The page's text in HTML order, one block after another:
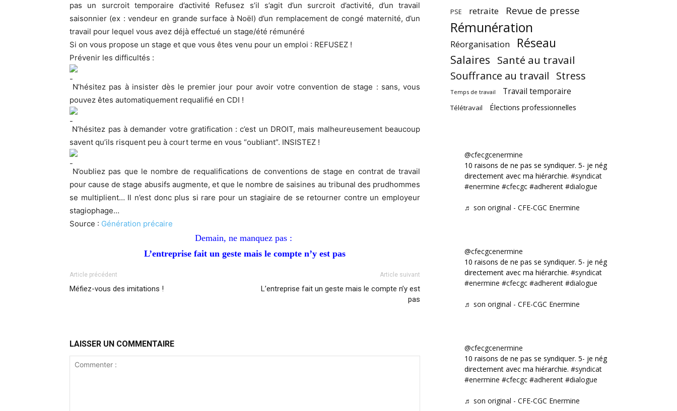
pas un surcroit temporaire d’activité Refusez s’il s’agit d’un surcroit d’activité, d’un travail
saisonnier (ex : vendeur en grande surface à Noël) d’un remplacement de congé maternité, d’un
travail pour lequel vous avez déjà effectué un stage/été rémunéré
Si on vous propose un stage et que vous êtes venu pour un emploi : REFUSEZ !
Prévenir les difficultés :
N’hésitez pas à insister dès le premier jour pour avoir votre convention de stage : sans, vous
pouvez êtes automatiquement requalifié en CDI !
N’hésitez pas à demander votre gratification : c’est un DROIT, mais malheureusement beaucoup
savent qu’ils risquent peu à court terme en vous “oubliant”. INSISTEZ !
N’oubliez pas que le nombre de requalifications de conventions de stage en contrat de travail
pour cause de stage abusifs augmente, et que le nombre de saisines au tribunal des prudhommes
se multiplient… Il n’est donc plus si rare pour un stagiaire de se retourner contre un employeur
stagiophage…
Source : Génération précaire
Demain, ne manquez pas :
L’entreprise fait un geste mais le compte n’y est pas
Article précédent
Méfiez-vous des imitations !
Article suivant
L’entreprise fait un geste mais le compte n’y est
pas
LAISSER UN COMMENTAIRE
PSE retraite Revue de presse
Rémunération
Réorganisation Réseau
Salaires Santé au travail
Souffrance au travail Stress
Temps de travail Travail temporaire
Télétravail Élections professionnelles
@cfecgcenermine
10 raisons de ne pas se syndiquer. 5- je négocie
directement avec ma hiérarchie. #syndicat
#enermine #cfecgc #adherent #dialogue
♬ son original - CFE-CGC Enermine
@cfecgcenermine
10 raisons de ne pas se syndiquer. 5- je négocie
directement avec ma hiérarchie. #syndicat
#enermine #cfecgc #adherent #dialogue
♬ son original - CFE-CGC Enermine
@cfecgcenermine
10 raisons de ne pas se syndiquer. 5- je négocie
directement avec ma hiérarchie. #syndicat
#enermine #cfecgc #adherent #dialogue
♬ son original - CFE-CGC Enermine